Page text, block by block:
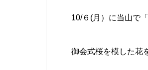
10/６(月）に当山で
御会式桜を模した花